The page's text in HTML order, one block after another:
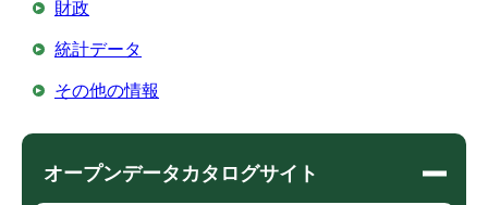
財政
統計データ
その他の情報
オープンデータカタログサイト